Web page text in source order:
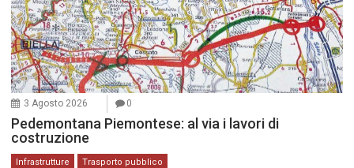
3 Agosto 2026 0
Pedemontana Piemontese: al via i lavori di
costruzione
Infrastrutture Trasporto pubblico